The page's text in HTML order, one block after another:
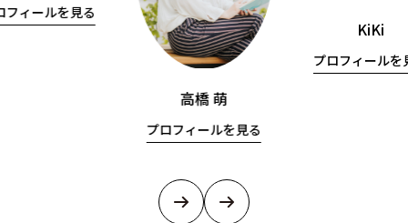
フィールを見る
高橋 萌
プロフィールを見る
KiKi
プロフィールを